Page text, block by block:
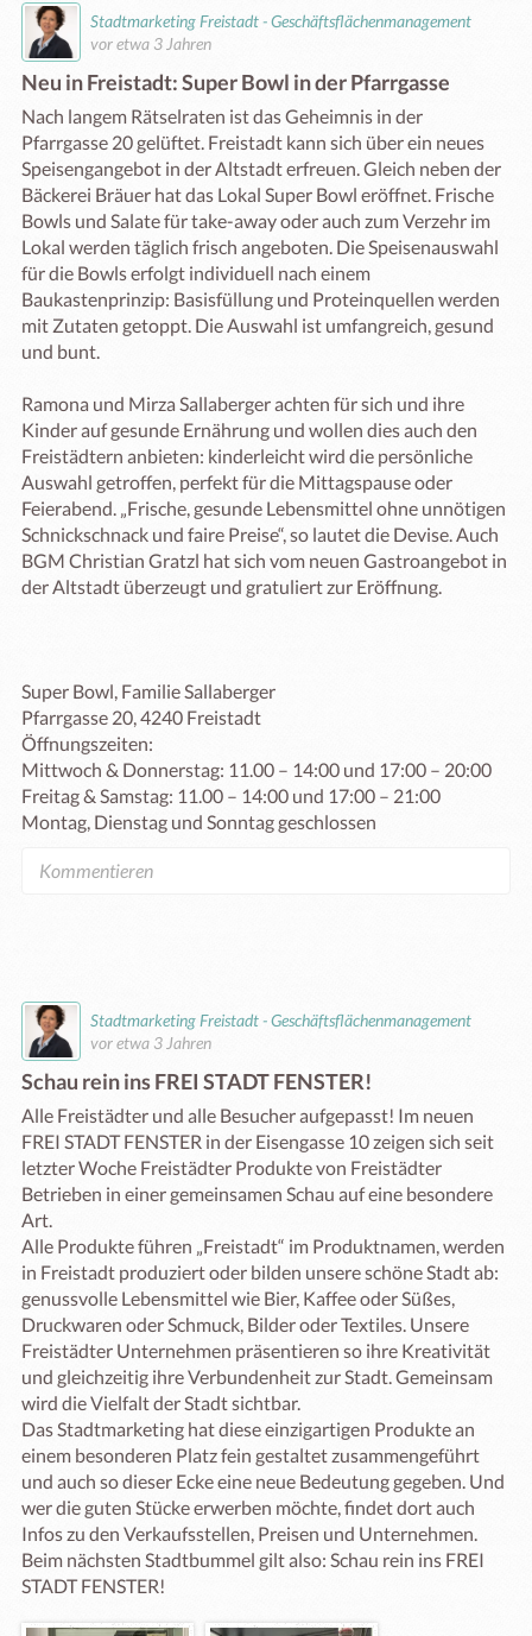
Stadtmarketing Freistadt - Geschäftsflächenmanagement
vor etwa 3 Jahren
Neu in Freistadt: Super Bowl in der Pfarrgasse
Nach langem Rätselraten ist das Geheimnis in der
Pfarrgasse 20 gelüftet. Freistadt kann sich über ein neues
Speisengangebot in der Altstadt erfreuen. Gleich neben der
Bäckerei Bräuer hat das Lokal Super Bowl eröffnet. Frische
Bowls und Salate für take-away oder auch zum Verzehr im
Lokal werden täglich frisch angeboten. Die Speisenauswahl
für die Bowls erfolgt individuell nach einem
Baukastenprinzip: Basisfüllung und Proteinquellen werden
mit Zutaten getoppt. Die Auswahl ist umfangreich, gesund
und bunt.
Ramona und Mirza Sallaberger achten für sich und ihre
Kinder auf gesunde Ernährung und wollen dies auch den
Freistädtern anbieten: kinderleicht wird die persönliche
Auswahl getroffen, perfekt für die Mittagspause oder
Feierabend. „Frische, gesunde Lebensmittel ohne unnötigen
Schnickschnack und faire Preise“, so lautet die Devise. Auch
BGM Christian Gratzl hat sich vom neuen Gastroangebot in
der Altstadt überzeugt und gratuliert zur Eröffnung.
Super Bowl, Familie Sallaberger
Pfarrgasse 20, 4240 Freistadt
Öffnungszeiten:
Mittwoch & Donnerstag: 11.00 – 14:00 und 17:00 – 20:00
Freitag & Samstag: 11.00 – 14:00 und 17:00 – 21:00
Stadtmarketing Freistadt - Geschäftsflächenmanagement
vor etwa 3 Jahren
Schau rein ins FREI STADT FENSTER!
Alle Freistädter und alle Besucher aufgepasst! Im neuen
FREI STADT FENSTER in der Eisengasse 10 zeigen sich seit
letzter Woche Freistädter Produkte von Freistädter
Betrieben in einer gemeinsamen Schau auf eine besondere
Art.
Alle Produkte führen „Freistadt“ im Produktnamen, werden
in Freistadt produziert oder bilden unsere schöne Stadt ab:
genussvolle Lebensmittel wie Bier, Kaffee oder Süßes,
Druckwaren oder Schmuck, Bilder oder Textiles. Unsere
Freistädter Unternehmen präsentieren so ihre Kreativität
und gleichzeitig ihre Verbundenheit zur Stadt. Gemeinsam
wird die Vielfalt der Stadt sichtbar.
Das Stadtmarketing hat diese einzigartigen Produkte an
einem besonderen Platz fein gestaltet zusammengeführt
und auch so dieser Ecke eine neue Bedeutung gegeben. Und
wer die guten Stücke erwerben möchte, findet dort auch
Infos zu den Verkaufsstellen, Preisen und Unternehmen.
Beim nächsten Stadtbummel gilt also: Schau rein ins FREI